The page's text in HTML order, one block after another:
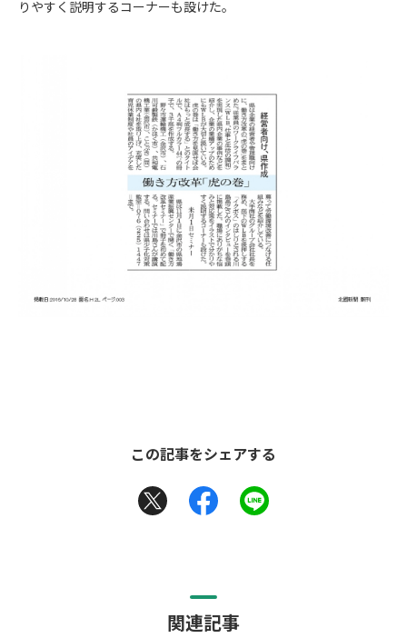
りやすく説明するコーナーも設けた。
この記事をシェアする
関連記事